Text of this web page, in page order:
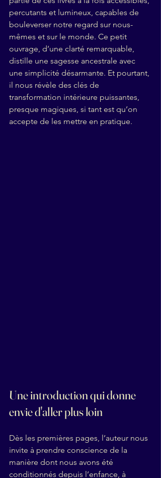
percutants et lumineux, capables de
bouleverser notre regard sur nous-
mêmes et sur le monde. Ce petit
ouvrage, d’une clarté remarquable,
distille une sagesse ancestrale avec
une simplicité désarmante. Et pourtant,
il nous révèle des clés de
transformation intérieure puissantes,
presque magiques, si tant est qu’on
accepte de les mettre en pratique.
Une introduction qui donne
envie d'aller plus loin
Dès les premières pages, l’auteur nous
invite à prendre conscience de la
manière dont nous avons été
conditionnés depuis l’enfance, à